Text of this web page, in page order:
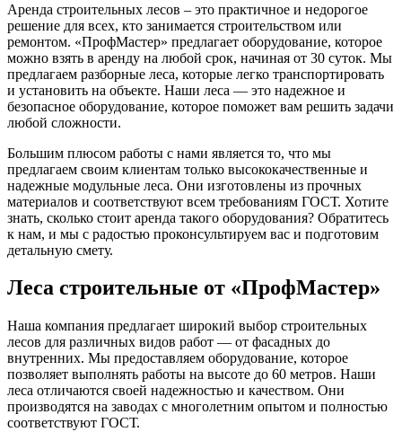
Аренда строительных лесов – это практичное и недорогое
решение для всех, кто занимается строительством или
ремонтом. «ПрофМастер» предлагает оборудование, которое
можно взять в аренду на любой срок, начиная от 30 суток. Мы
предлагаем разборные леса, которые легко транспортировать
и установить на объекте. Наши леса — это надежное и
безопасное оборудование, которое поможет вам решить задачи
любой сложности.
Большим плюсом работы с нами является то, что мы
предлагаем своим клиентам только высококачественные и
надежные модульные леса. Они изготовлены из прочных
материалов и соответствуют всем требованиям ГОСТ. Хотите
знать, сколько стоит аренда такого оборудования? Обратитесь
к нам, и мы с радостью проконсультируем вас и подготовим
детальную смету.
Леса строительные от «ПрофМастер»
Наша компания предлагает широкий выбор строительных
лесов для различных видов работ — от фасадных до
внутренних. Мы предоставляем оборудование, которое
позволяет выполнять работы на высоте до 60 метров. Наши
леса отличаются своей надежностью и качеством. Они
производятся на заводах с многолетним опытом и полностью
соответствуют ГОСТ.